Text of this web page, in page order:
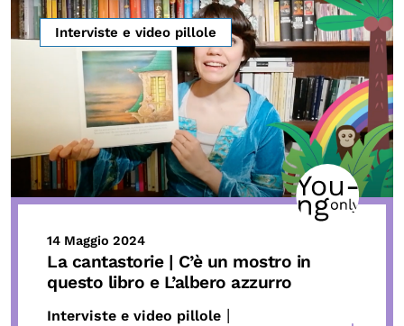
Interviste e video pillole
14 Maggio 2024
La cantastorie | C’è un mostro in
questo libro e L’albero azzurro
Interviste e video pillole |